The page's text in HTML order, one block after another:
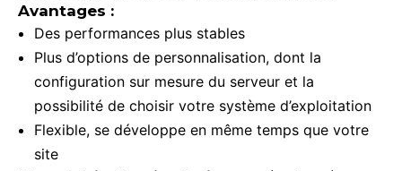
Avantages :
Des performances plus stables
Plus d’options de personnalisation, dont la
configuration sur mesure du serveur et la
possibilité de choisir votre système d’exploitation
Flexible, se développe en même temps que votre
site